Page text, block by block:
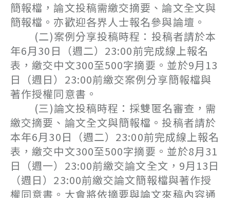
簡報檔，論文投稿需繳交摘要、論文全文與
簡報檔。亦歡迎各界人士報名參與論壇。
(二)案例分享投稿時程：投稿者請於本
年6月30日（週二）23:00前完成線上報名
表，繳交中文300至500字摘要。並於9月13
日（週日）23:00前繳交案例分享簡報檔與
著作授權同意書。
(三)論文投稿時程：採雙匿名審查，需
繳交摘要、論文全文與簡報檔。投稿者請於
本年6月30日（週二）23:00前完成線上報名
表，繳交中文300至500字摘要。並於8月31
日（週一）23:00前繳交論文全文，9月13日
（週日）23:00前繳交論文簡報檔與著作授
權同意書。大會將依摘要與論文來稿內容通